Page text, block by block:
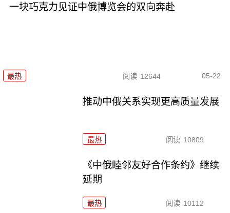
一块巧克力见证中俄博览会的双向奔赴
最热 阅读 12644 05-22
推动中俄关系实现更高质量发展
最热 阅读 10809
《中俄睦邻友好合作条约》继续
延期
最热 阅读 10112